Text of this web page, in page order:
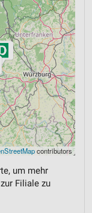
contributors
um mehr
Filiale zu